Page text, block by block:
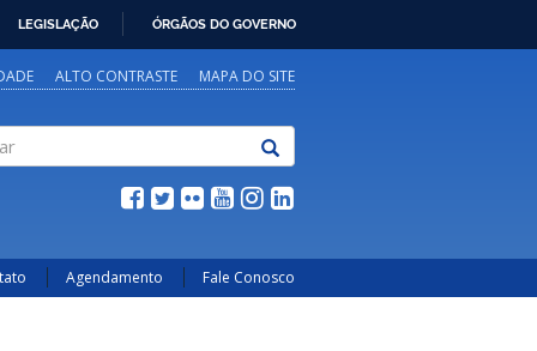
LEGISLAÇÃO ÓRGÃOS DO GOVERNO
ALTO CONTRASTE MAPA DO SITE
Agendamento Fale Conosco